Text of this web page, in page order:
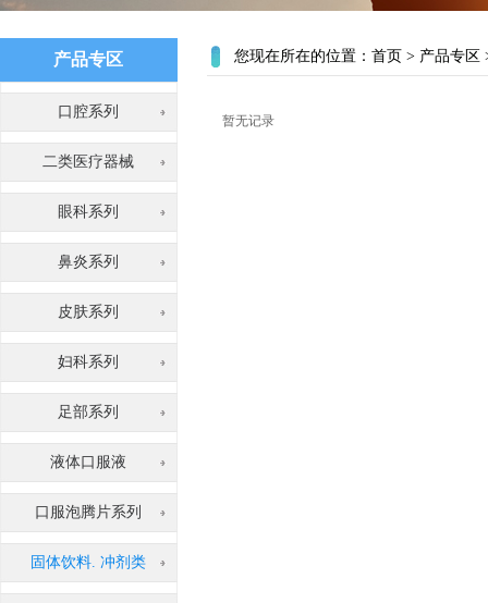
产品专区
口腔系列
二类医疗器械
眼科系列
鼻炎系列
皮肤系列
妇科系列
足部系列
液体口服液
口服泡腾片系列
固体饮料. 冲剂类
您现在所在的位置： 首页 > 产品专区
暂无记录